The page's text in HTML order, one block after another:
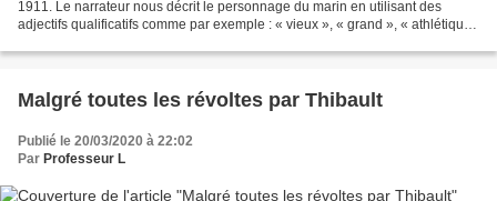
1911. Le narrateur nous décrit le personnage du marin en utilisant des
adjectifs qualificatifs comme par exemple : « vieux », « grand », « athlétique
Malgré toutes les révoltes par Thibault
Publié le 20/03/2020 à 22:02
Par Professeur L